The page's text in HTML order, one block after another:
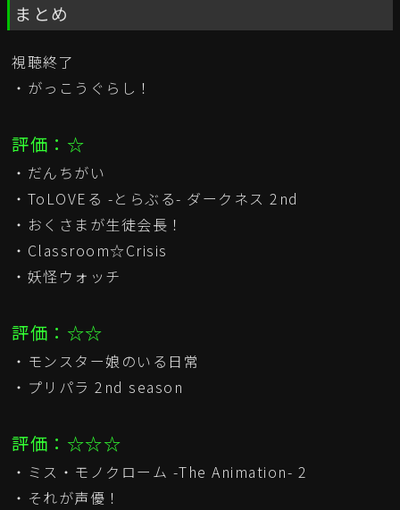
まとめ
視聴終了
・がっこうぐらし！
評価：☆
・だんちがい
・ToLOVEる -とらぶる- ダークネス 2nd
・おくさまが生徒会長！
・Classroom☆Crisis
・妖怪ウォッチ
評価：☆☆
・モンスター娘のいる日常
・プリパラ 2nd season
評価：☆☆☆
・ミス・モノクローム -The Animation- 2
・それが声優！